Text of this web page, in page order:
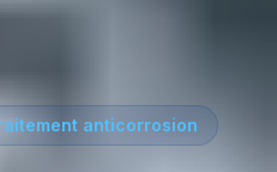
anticorrosion